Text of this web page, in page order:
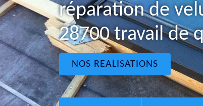
réparation de
28700 travail de
NOS REALISATIONS